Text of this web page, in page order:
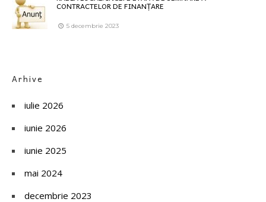
CONTRACTELOR DE FINANȚARE
5 decembrie 2023
Arhive
iulie 2026
iunie 2026
iunie 2025
mai 2024
decembrie 2023